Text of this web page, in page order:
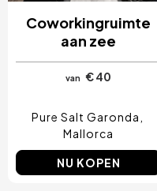
Coworkingruimte
aan zee
van € 40
Pure Salt Garonda
Mallorca
NU KOPEN